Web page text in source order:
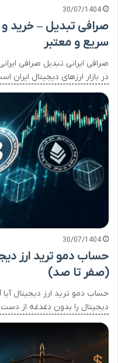
30/07/1404
صرافی تبدیل – خرید
سریع و معتبر
صرافی ایرانی تبدیل صرافی
در بازار ارزهای دیجیتال ایران
30/07/1404
حساب دمو ترید ارز
(صفر تا صد)
حساب دمو ترید ارز دیجیتال
دیجیتال را بدون دغدغه از